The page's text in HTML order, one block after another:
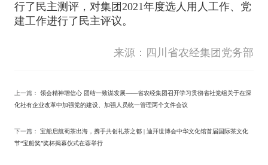
行了民主测评，对集团2021年度选人用人工作、党
建工作进行了民主评议。
来源：四川省农经集团党务部
上一篇： 领会精神增信心 团结一致谋发展——省农经集团召开学习贯彻省社党组关于在深
化社有企业改革中加强党的建设、加强人员统一管理两个文件会议
下一篇： 宝船启航蜀茶出海，携手共创礼茶之都 | 迪拜世博会中华文化馆首届国际茶文化
节“宝船奖”奖杯揭幕仪式在蓉举行